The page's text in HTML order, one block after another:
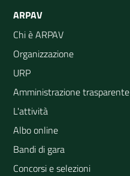
ARPAV
Chi è ARPAV
Organizzazione
URP
Amministrazione trasparente
L'attività
Albo online
Bandi di gara
Concorsi e selezioni